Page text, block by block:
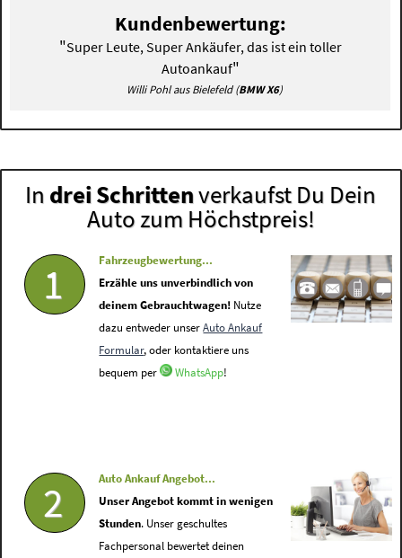
Kundenbewertung:
"Super Leute, Super Ankäufer, das ist ein toller
Autoankauf"
Willi Pohl aus Bielefeld (BMW X6)
In drei Schrittenverkaufst Du Dein
Auto zum Höchstpreis!
1
Fahrzeugbewertung...
Erzähle uns unverbindlich von
deinem Gebrauchtwagen! Nutze
dazu entweder unserAuto Ankauf
Formular, oder kontaktiere uns
bequem per
WhatsApp!
2
Auto Ankauf Angebot...
Unser Angebot kommt in wenigen
Stunden. Unser geschultes
Fachpersonal bewertet deinen